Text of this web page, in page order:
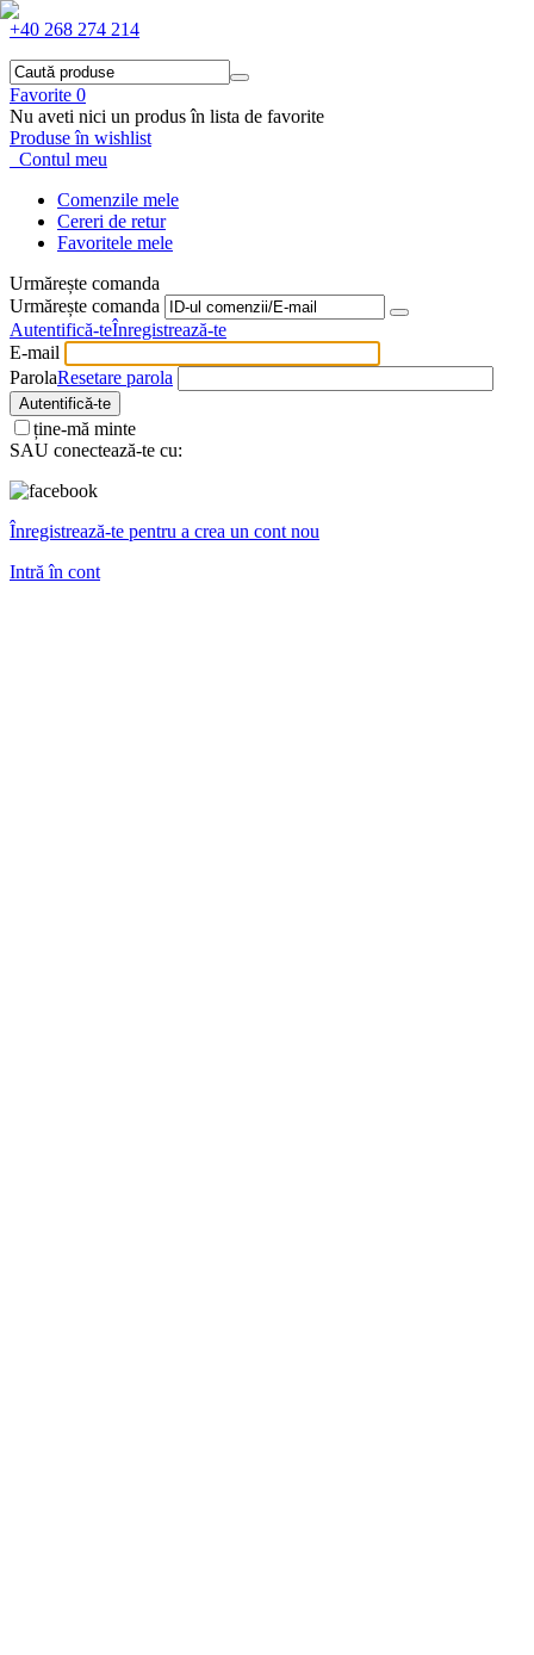
+40 268 274 214
Favorite 0
Nu aveti nici un produs în lista de favorite
Produse în wishlist
Contul meu
Comenzile mele
Cereri de retur
Favoritele mele
Urmărește comanda
Urmărește comanda
Autentifică-teÎnregistrează-te
E-mail
ParolaResetare parola
Autentifică-te
ține-mă minte
SAU conectează-te cu:
Înregistrează-te pentru a crea un cont nou
Intră în cont